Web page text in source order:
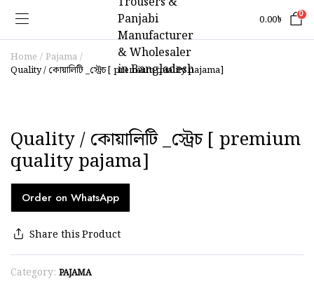
0.00৳ 0
Home
Pajama
Quality / কোয়ালিটি _স্ট্রেচ [ premium quality pajama]
Quality / কোয়ালিটি _স্ট্রেচ [ premium
quality pajama]
Order on WhatsApp
Share this Product
Category: PAJAMA